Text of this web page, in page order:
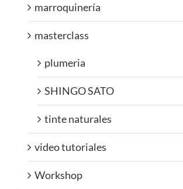
marroquinería
masterclass
plumeria
SHINGO SATO
tinte naturales
video tutoriales
Workshop